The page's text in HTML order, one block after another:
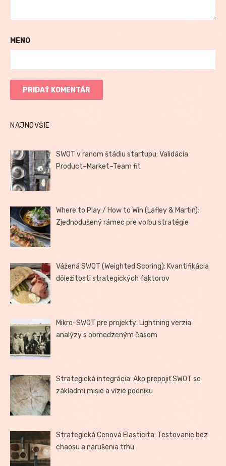
MENO
NAJNOVŠIE
SWOT v ranom štádiu startupu: Validácia
Product–Market–Team fit
Where to Play / How to Win (Lafley & Martin):
Zjednodušený rámec pre voľbu stratégie
Vážená SWOT (Weighted Scoring): Kvantifikácia
dôležitosti strategických faktorov
Mikro-SWOT pre projekty: Lightning verzia
analýzy s obmedzeným časom
Strategická integrácia: Ako prepojiť SWOT so
základmi misie a vízie podniku
Strategická Cenová Elasticita: Testovanie bez
chaosu a narušenia trhu